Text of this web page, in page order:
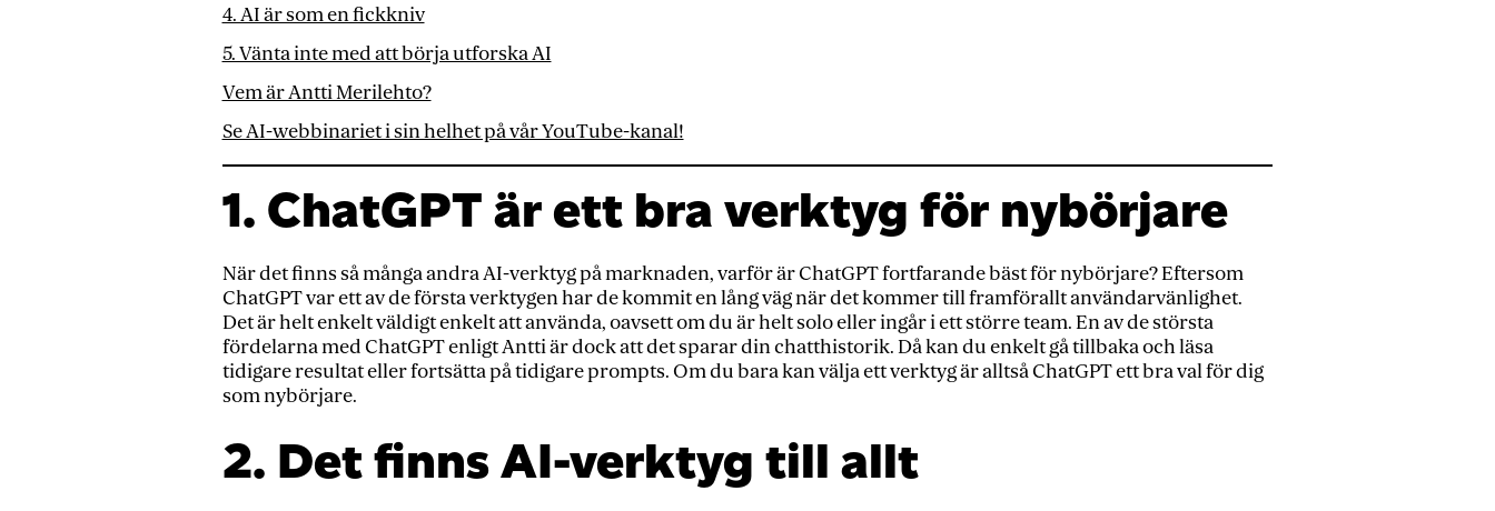
4. AI är som en fickkniv
5. Vänta inte med att börja utforska AI
Vem är Antti Merilehto?
Se AI-webbinariet i sin helhet på vår YouTube-kanal!
1. ChatGPT är ett bra verktyg för nybörjare
När det finns så många andra AI-verktyg på marknaden, varför är ChatGPT fortfarande bäst för nybörjare? Eftersom
ChatGPT var ett av de första verktygen har de kommit en lång väg när det kommer till framförallt användarvänlighet.
Det är helt enkelt väldigt enkelt att använda, oavsett om du är helt solo eller ingår i ett större team. En av de största
fördelarna med ChatGPT enligt Antti är dock att det sparar din chatthistorik. Då kan du enkelt gå tillbaka och läsa
tidigare resultat eller fortsätta på tidigare prompts. Om du bara kan välja ett verktyg är alltså ChatGPT ett bra val för dig
som nybörjare.
2. Det finns AI-verktyg till allt